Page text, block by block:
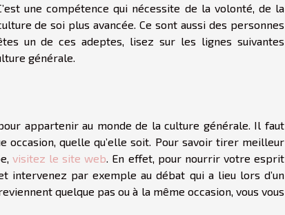
une compétence qui nécessite de la volonté, de la
de soi plus avancée. Ce sont aussi des personnes
un de ces adeptes, lisez sur les lignes suivantes
générale.
appartenir au monde de la culture générale. Il faut
occasion, quelle qu’elle soit. Pour savoir tirer meilleur
visitez le site web . En effet, pour nourrir votre esprit
intervenez par exemple au débat qui a lieu lors d’un
quelque pas ou à la même occasion, vous vous